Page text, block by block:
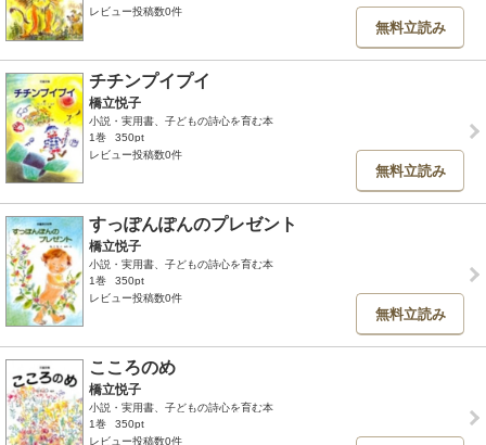
レビュー投稿数0件
無料立読み
チチンプイプイ
橋立悦子
小説・実用書、子どもの詩心を育む本
1巻
350pt
レビュー投稿数0件
無料立読み
すっぽんぽんのプレゼント
橋立悦子
小説・実用書、子どもの詩心を育む本
1巻
350pt
レビュー投稿数0件
無料立読み
こころのめ
橋立悦子
小説・実用書、子どもの詩心を育む本
1巻
350pt
レビュー投稿数0件